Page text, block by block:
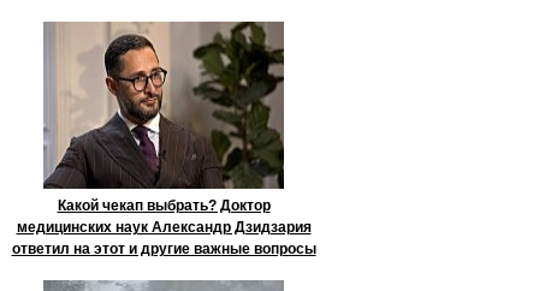
Какой чекап выбрать? Доктор
медицинских наук Александр Дзидзария
ответил на этот и другие важные вопросы